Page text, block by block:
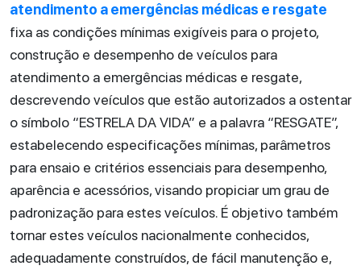
atendimento a emergências médicas e resgate
fixa as condições mínimas exigíveis para o projeto,
construção e desempenho de veículos para
atendimento a emergências médicas e resgate,
descrevendo veículos que estão autorizados a ostentar
o símbolo “ESTRELA DA VIDA” e a palavra “RESGATE”,
estabelecendo especificações mínimas, parâmetros
para ensaio e critérios essenciais para desempenho,
aparência e acessórios, visando propiciar um grau de
padronização para estes veículos. É objetivo também
tornar estes veículos nacionalmente conhecidos,
adequadamente construídos, de fácil manutenção e,